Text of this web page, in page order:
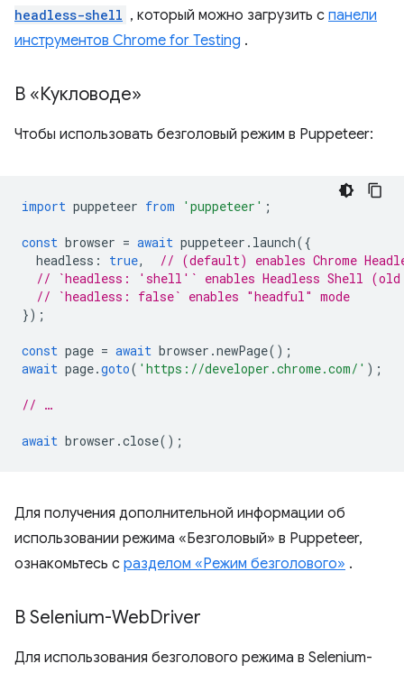
headless-shell , который можно загрузить с панели
инструментов Chrome for Testing .
В «Кукловоде»
Чтобы использовать безголовый режим в Puppeteer:
import puppeteer from 'puppeteer' ;
const browser = await puppeteer . launch({
headless : true,
// (default) enables Chrome
// `headless: 'shell'` enables Headless Shell (old
// `headless: false` enables "headful" mode
});
const page = await browser .newPage();
await page.goto( 'https://developer.chrome.com/' );
// …
await browser .close();
Для получения дополнительной информации об
использовании режима «Безголовый» в Puppeteer,
ознакомьтесь с разделом «Режим безголового» .
В Selenium-WebDriver
Для использования безголового режима в Selenium-